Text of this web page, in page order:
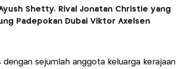
Shetty, Rival Jonatan Christie yang
Padepokan Dubai Viktor Axelsen
dengan sejumlah anggota keluarga kerajaan